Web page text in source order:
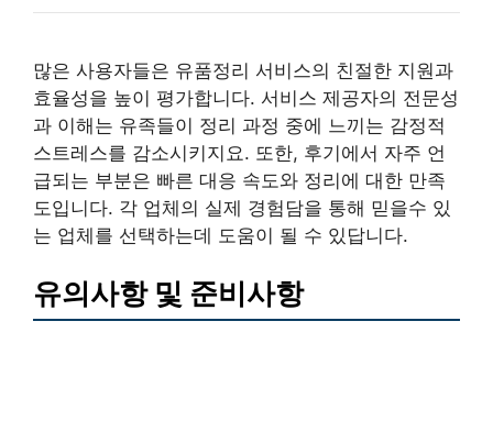
많은 사용자들은 유품정리 서비스의 친절한 지원과
효율성을 높이 평가합니다. 서비스 제공자의 전문성
과 이해는 유족들이 정리 과정 중에 느끼는 감정적
스트레스를 감소시키지요. 또한, 후기에서 자주 언
급되는 부분은 빠른 대응 속도와 정리에 대한 만족
도입니다. 각 업체의 실제 경험담을 통해 믿을수 있
는 업체를 선택하는데 도움이 될 수 있답니다.
유의사항 및 준비사항